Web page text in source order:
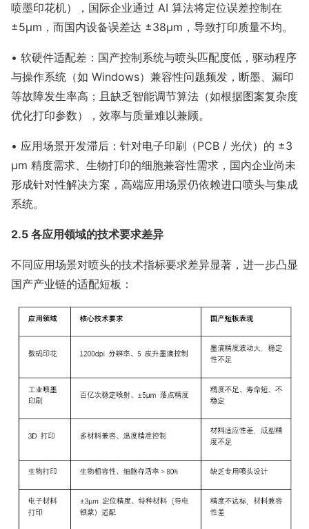
喷墨印花机），国际企业通过 AI 算法将定位误差控制在
±5μm，而国内设备误差达 ±38μm，导致打印质量不均。
• 软硬件适配差：国产控制系统与喷头匹配度低，驱动程序
与操作系统（如 Windows）兼容性问题频发，断墨、漏印
等故障发生率高；且缺乏智能调节算法（如根据图案复杂度
优化打印参数），效率与质量难以兼顾。
• 应用场景开发滞后：针对电子印刷（PCB / 光伏）的 ±3
μm 精度需求、生物打印的细胞兼容性需求，国内企业尚未
形成针对性解决方案，高端应用场景仍依赖进口喷头与集成
系统。
2.5 各应用领域的技术要求差异
不同应用场景对喷头的技术指标要求差异显著，进一步凸显
国产产业链的适配短板：